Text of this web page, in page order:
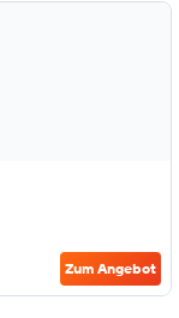
Zum Angebot